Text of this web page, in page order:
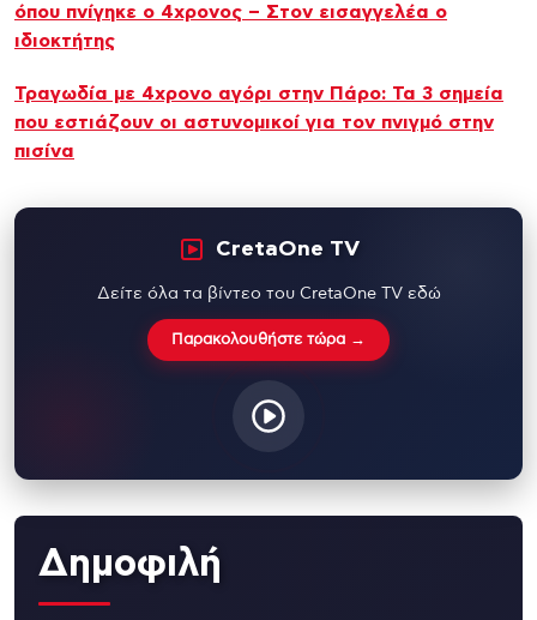
όπου πνίγηκε ο 4χρονος – Στον εισαγγελέα ο
ιδιοκτήτης
Τραγωδία με 4χρονο αγόρι στην Πάρο: Τα 3 σημεία
που εστιάζουν οι αστυνομικοί για τον πνιγμό στην
πισίνα
CretaOne TV
Δείτε όλα τα βίντεο του CretaOne TV εδώ
Παρακολουθήστε τώρα →
Δημοφιλή